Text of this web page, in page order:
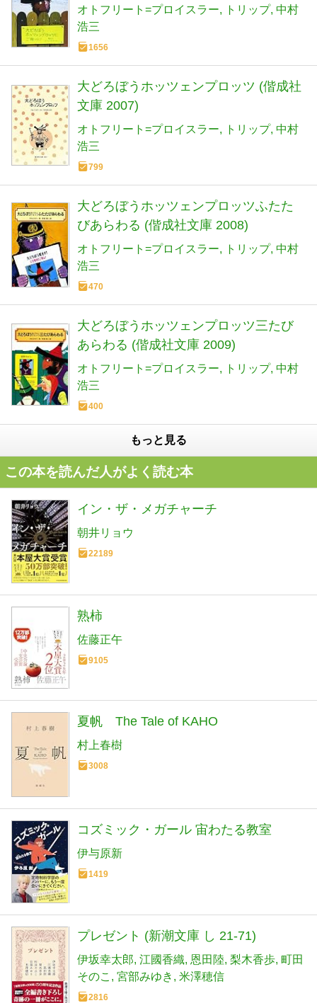
オトフリート=プロイスラー トリップ 中村
浩三
1656
大どろぼうホッツェンプロッツ (偕成社
文庫 2007)
オトフリート=プロイスラー トリップ 中村
浩三
799
大どろぼうホッツェンプロッツふたた
びあらわる (偕成社文庫 2008)
オトフリート=プロイスラー トリップ 中村
浩三
470
大どろぼうホッツェンプロッツ三たび
あらわる (偕成社文庫 2009)
オトフリート=プロイスラー トリップ 中村
浩三
400
もっと見る
この本を読んだ人がよく読む本
イン・ザ・メガチャーチ
朝井リョウ
22189
熟柿
佐藤正午
9105
夏帆 The Tale of KAHO
村上春樹
3008
コズミック・ガール 宙わたる教室
伊与原新
1419
プレゼント (新潮文庫 し 21-71)
伊坂幸太郎 江國香織 恩田陸 梨木香歩 町田
そのこ
宮部みゆき 米澤穂信
2816